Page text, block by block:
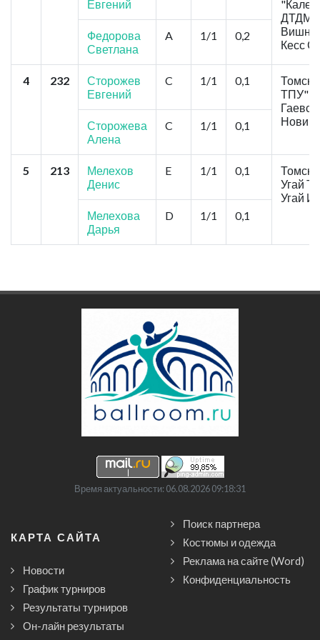
Евгений
ДТДМ"
Кесс
Федорова
Светлана
A 1/1 0,2
4 232
Сторожев
Евгений
C 1/1 0,1
Томск,
ТПУ"
Сторожева
Алена
C 1/1 0,1
5 213
Мелехов
Денис
E 1/1 0,1
Томск,
Угай
Угай
Мелехова
Дарья
D 1/1 0,1
Время актуальности: 06.08.2026 09:18:31
КАРТА САЙТА
Новости
График турниров
Результаты турниров
Он-лайн результаты
Поиск партнера
Костюмы и одежда
Реклама на сайте (Word)
Конфиденциальность